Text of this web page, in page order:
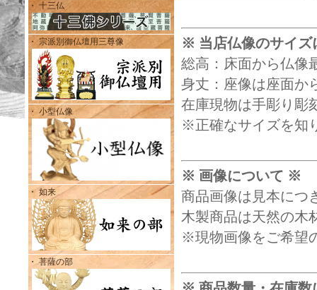
・ 十三仏
・ 宗派別御仏壇用三尊像
・ 小型仏像
・ 如来
・ 菩薩の部
※ 当店仏像のサイ
総高：床面から仏像
身丈：座像は座面か
在庫現物は手彫り彫
※正確なサイズを知
※ 画像について ※
商品画像は見本につ
木製商品は天然の木
※現物画像をご希望